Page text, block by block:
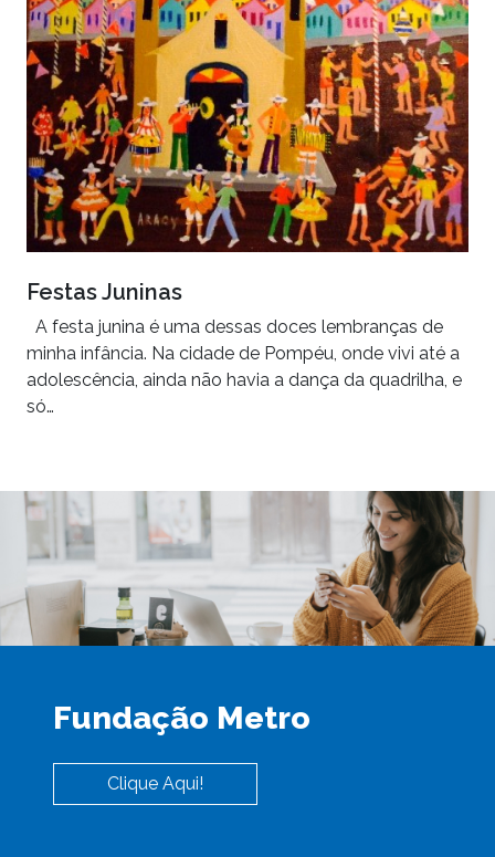
Festas Juninas
A festa junina é uma dessas doces lembranças de
minha infância. Na cidade de Pompéu, onde vivi até a
adolescência, ainda não havia a dança da quadrilha, e
só…
Fundação Metro
Clique Aqui!